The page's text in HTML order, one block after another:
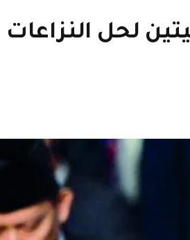
لحل النزاعات